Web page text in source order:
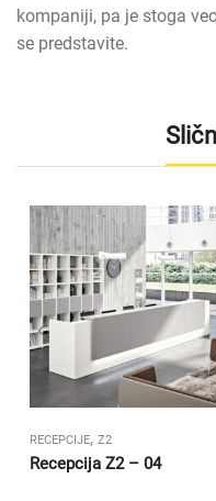
kompaniji, pa je stoga
se predstavite.
RECEPCIJE, Z2
Recepcija Z2 – 04